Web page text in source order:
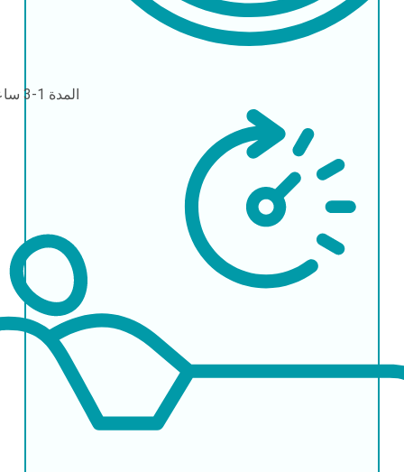
المدة 1-3 ساعات